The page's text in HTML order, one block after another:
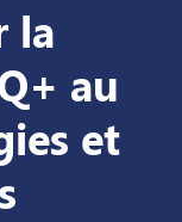
la
au
et